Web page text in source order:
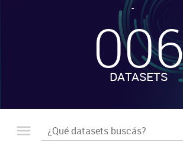
-
DATASETS